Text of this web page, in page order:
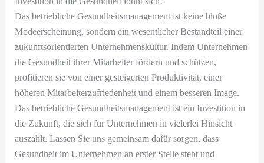
Das betriebliche Gesundheitsmanagement ist keine bloße
Modeerscheinung, sondern ein wesentlicher Bestandteil einer
zukunftsorientierten Unternehmenskultur. Indem Unternehmen
die Gesundheit ihrer Mitarbeiter fördern und schützen,
profitieren sie von einer gesteigerten Produktivität, einer
höheren Mitarbeiterzufriedenheit und einem besseren Image.
Das betriebliche Gesundheitsmanagement ist ein Investition in
die Zukunft, die sich für Unternehmen in vielerlei Hinsicht
auszahlt. Lassen Sie uns gemeinsam dafür sorgen, dass
Gesundheit im Unternehmen an erster Stelle steht und